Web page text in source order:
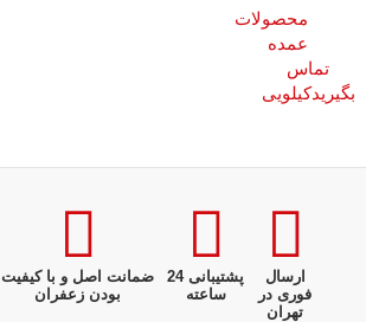
محصولات
عمده
تماس
بگیریدکیلویی
ارسال
فوری در
تهران
پشتیبانی 24
ساعته
ضمانت اصل و با کیفیت
بودن زعفران